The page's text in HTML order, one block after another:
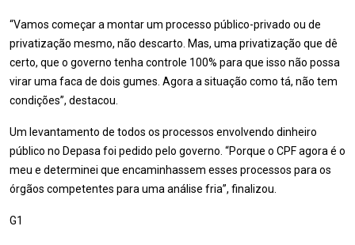
“Vamos começar a montar um processo público-privado ou de
privatização mesmo, não descarto. Mas, uma privatização que dê
certo, que o governo tenha controle 100% para que isso não possa
virar uma faca de dois gumes. Agora a situação como tá, não tem
condições”, destacou.
Um levantamento de todos os processos envolvendo dinheiro
público no Depasa foi pedido pelo governo. “Porque o CPF agora é o
meu e determinei que encaminhassem esses processos para os
órgãos competentes para uma análise fria”, finalizou.
G1